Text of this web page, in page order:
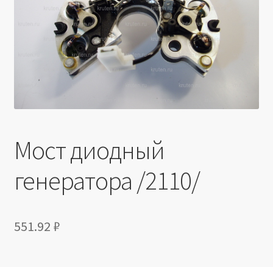
Производители
Юридические данные
Мост диодный
генератора /2110/
551.92 ₽